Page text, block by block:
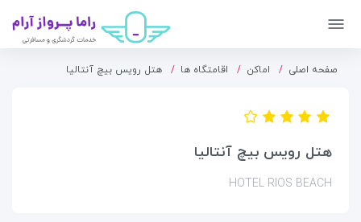
صفحه اصلی اماکن اقامتگاه ها هتل رویس بیچ آنتالیا
هتل رویس بیچ آنتالیا
HOTEL RIOS BEACH